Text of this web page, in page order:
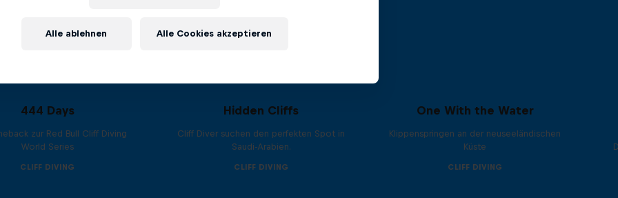
444 Days
zur Red Bull Cliff Diving
World Series
CLIFF DIVING
Hidden Cliffs
Cliff Diver suchen den perfekten Spot in
Saudi-Arabien.
CLIFF DIVING
One With the Water
Klippenspringen an der neuseeländischen
Küste
CLIFF DIVING
Alle ablehnen Alle Cookies akzeptieren